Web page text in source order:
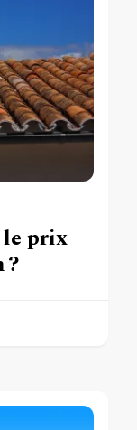
le prix
?